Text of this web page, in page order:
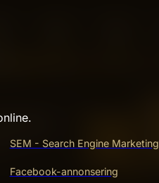
SEM - Search Engine Marketing
Facebook-annonsering